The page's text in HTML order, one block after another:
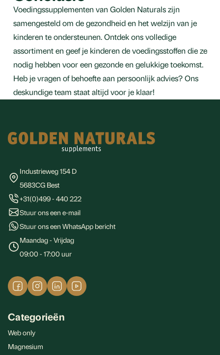
Voedingssupplementen van Golden Naturals zijn
samengesteld om de gezondheid en het welzijn van je
kinderen te ondersteunen. Ontdek ons volledige
assortiment en geef je kinderen de voedingsstoffen die ze
nodig hebben voor een gezonde en gelukkige toekomst.
Heb je vragen of behoefte aan persoonlijk advies? Ons
deskundige team staat altijd voor je klaar!
Industrieweg 154 D
5683CG Best
+31(0)499 - 440 222
Stuur ons een e-mail
Stuur ons een WhatsApp bericht
Maandag - Vrijdag
09:00 - 17:00 uur
Categorieën
Web only
Magnesium